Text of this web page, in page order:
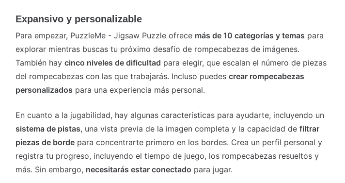
Expansivo y personalizable
Para empezar, PuzzleMe - Jigsaw Puzzle ofrece más de 10 categorías y temas para
explorar mientras buscas tu próximo desafío de rompecabezas de imágenes.
También hay cinco niveles de dificultad para elegir, que escalan el número de piezas
del rompecabezas con las que trabajarás. Incluso puedes crear rompecabezas
personalizados para una experiencia más personal.
En cuanto a la jugabilidad, hay algunas características para ayudarte, incluyendo un
sistema de pistas, una vista previa de la imagen completa y la capacidad de filtrar
piezas de borde para concentrarte primero en los bordes. Crea un perfil personal y
registra tu progreso, incluyendo el tiempo de juego, los rompecabezas resueltos y
más. Sin embargo, necesitarás estar conectado para jugar.